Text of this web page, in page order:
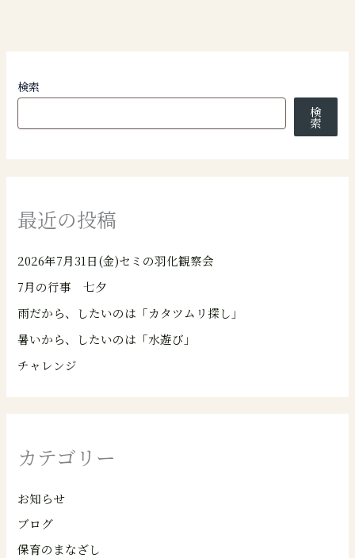
検索
検
索
最近の投稿
2026年7月31日(金)セミの羽化観察会
7月の行事 七夕
雨だから、したいのは「カタツムリ探し」
暑いから、したいのは「水遊び」
チャレンジ
カテゴリー
お知らせ
ブログ
保育のまなざし